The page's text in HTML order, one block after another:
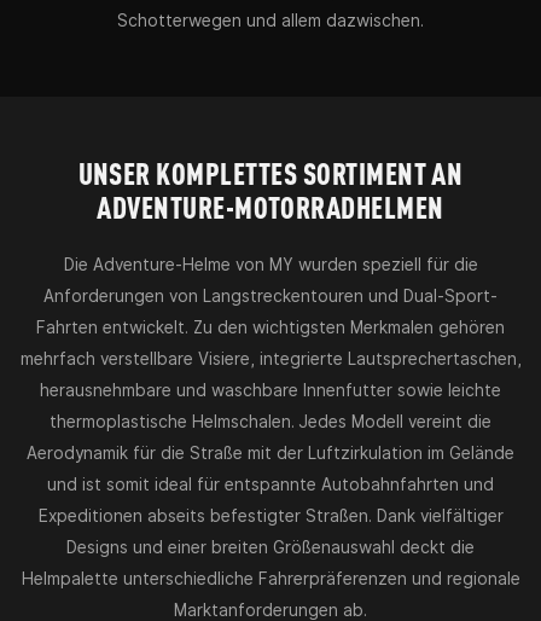
Schotterwegen und allem dazwischen.
UNSER KOMPLETTES SORTIMENT AN
ADVENTURE-MOTORRADHELMEN
Die Adventure-Helme von MY wurden speziell für die
Anforderungen von Langstreckentouren und Dual-Sport-
Fahrten entwickelt. Zu den wichtigsten Merkmalen gehören
mehrfach verstellbare Visiere, integrierte Lautsprechertaschen,
herausnehmbare und waschbare Innenfutter sowie leichte
thermoplastische Helmschalen. Jedes Modell vereint die
Aerodynamik für die Straße mit der Luftzirkulation im Gelände
und ist somit ideal für entspannte Autobahnfahrten und
Expeditionen abseits befestigter Straßen. Dank vielfältiger
Designs und einer breiten Größenauswahl deckt die
Helmpalette unterschiedliche Fahrerpräferenzen und regionale
Marktanforderungen ab.